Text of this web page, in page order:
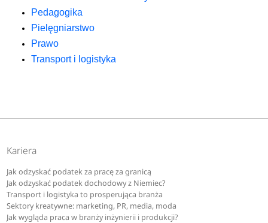
Pedagogika
Pielęgniarstwo
Prawo
Transport i logistyka
Kariera
Jak odzyskać podatek za pracę za granicą
Jak odzyskać podatek dochodowy z Niemiec?
Transport i logistyka to prosperująca branża
Sektory kreatywne: marketing, PR, media, moda
Jak wygląda praca w branży inżynierii i produkcji?